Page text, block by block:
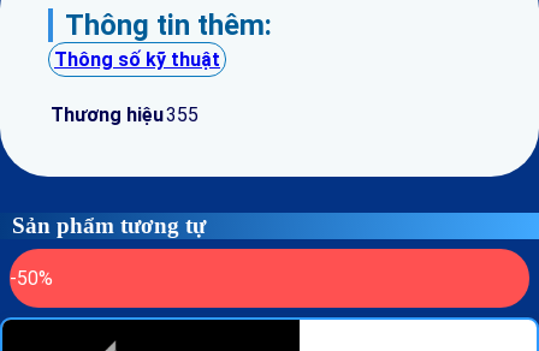
Thông tin thêm:
Thông số kỹ thuật
Thương hiệu355
Sản phẩm tương tự
-50%